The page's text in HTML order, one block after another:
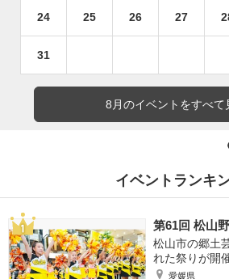
24 25 26 27
31
8月のイベントをすべて
イベントランキ
第61回 松山
松山市の郷土
れた祭りが開
愛媛県